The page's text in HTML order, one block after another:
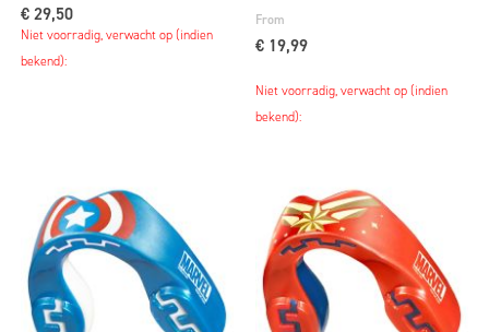
€ 29,50
Niet voorradig, verwacht op (indien
bekend):
From
€ 19,99
Niet voorradig, verwacht op (indien
bekend):